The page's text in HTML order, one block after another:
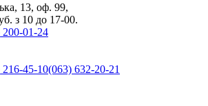
13, оф. 99,
з 10 до 17-00.
200-01-24
216-45-10(063) 632-20-21